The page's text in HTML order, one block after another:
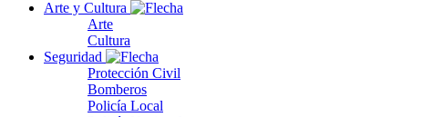
Arte y Cultura
Arte
Cultura
Seguridad
Protección Civil
Bomberos
Policía Local